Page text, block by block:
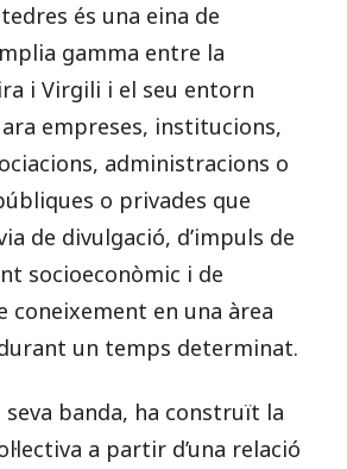
és una eina de
gamma entre la
i Virgili i el seu entorn
empreses, institucions,
administracions o
o privades que
de divulgació, d’impuls de
socioeconòmic i de
coneixement en una àrea
un temps determinat.
banda, ha construït la
a partir d’una relació